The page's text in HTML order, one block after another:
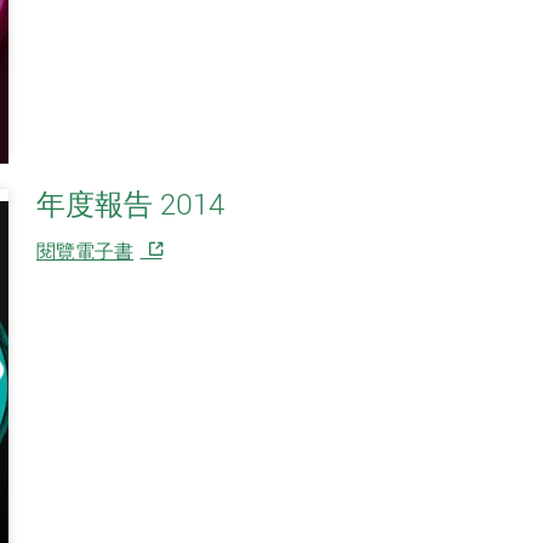
年度報告 2014
閱覽電子書